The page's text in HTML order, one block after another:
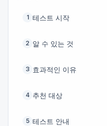
1 테스트 시작
2 알 수 있는 것
3 효과적인 이유
4 추천 대상
5 테스트 안내